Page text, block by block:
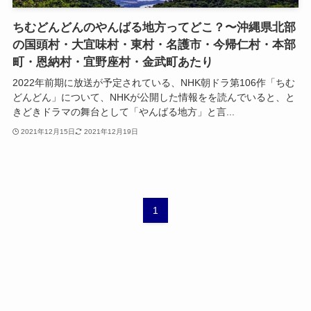
ちむどんどんのやんばる地方ってどこ？〜沖縄県北部
の国頭村・大宜味村・東村・名護市・今帰仁村・本部
町・恩納村・宜野座村・金武町あたり
2022年前期に放送が予定されている、NHK朝ドラ第106作「ちむ
どんどん」について、NHKが公開した情報をを読んでいると、と
きどきドラマの舞台として「やんばる地方」と言...
2021年12月15日 2021年12月19日
1